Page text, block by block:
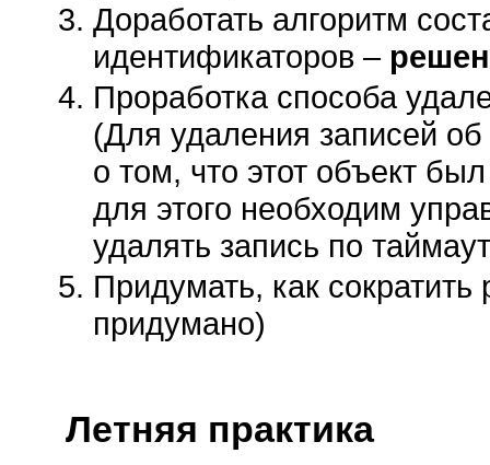
Доработать алгоритм
идентификаторов –
Проработка способа
(Для удаления записей
о том, что этот объект
для этого необходим
удалять запись по
Придумать, как
придумано)
Летняя практика